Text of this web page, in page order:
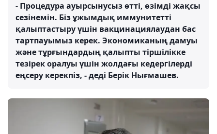
- Процедура ауырсынусыз өтті, өзімді жақсы
сезінемін. Біз ұжымдық иммунитетті
қалыптастыру үшін вакцинациялаудан бас
тартпауымыз керек. Экономиканың дамуы
және тұрғындардың қалыпты тіршілікке
тезірек оралуы үшін жолдағы кедергілерді
еңсеру керекпіз, - деді Берік Нығмашев.